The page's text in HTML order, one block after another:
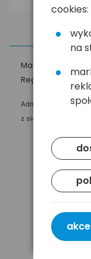
Masz pytania?
Regulamin
Administratorem
z siedzibą w
cookies:
na